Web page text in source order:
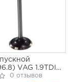
VAG 1.9TDI
AHU
0 отзывов